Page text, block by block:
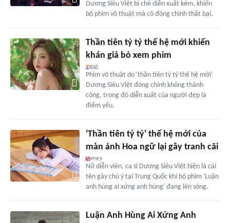
Dương Siêu Việt bị chê diễn xuất kém, khiến
bộ phim võ thuật mà cô đóng chính thất bại.
Thần tiên tỷ tỷ thế hệ mới khiến
khán giả bỏ xem phim
Phim võ thuật do 'thần tiên tỷ tỷ thế hệ mới'
Dương Siêu Việt đóng chính không thành
công, trong đó diễn xuất của người đẹp là
điểm yếu.
'Thần tiên tỷ tỷ' thế hệ mới của
màn ảnh Hoa ngữ lại gây tranh cãi
Nữ diễn viên, ca sĩ Dương Siêu Việt hiện là cái
tên gây chú ý tại Trung Quốc khi bộ phim 'Luận
anh hùng ai xứng anh hùng' đang lên sóng.
Luận Anh Hùng Ai Xứng Anh